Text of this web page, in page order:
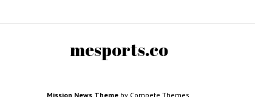
mesports.co
Mission News Theme by Compete Themes.